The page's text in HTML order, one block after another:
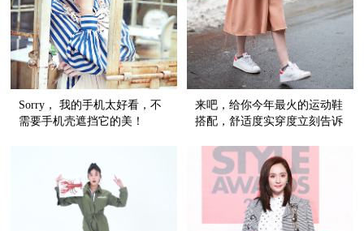
Sorry， 我的手机太好看，不
需要手机壳遮挡它的美！
来吧，给你今年最火的运动鞋
搭配，舒适度实穿度立刻告诉